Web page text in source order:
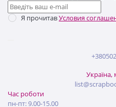
Я прочитавУсловия
Україна,
Час роботи
пн-пт: 9.00-15.00